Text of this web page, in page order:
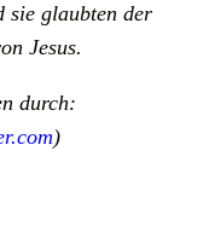
sie glaubten der
Jesus.
durch:
)